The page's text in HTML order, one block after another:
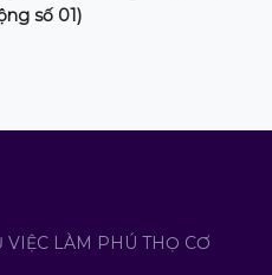
số 01)
VIỆC LÀM PHÚ THỌ CƠ